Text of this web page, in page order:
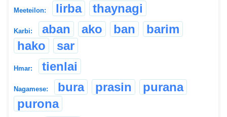
Meeteilon: lirba thaynagi
Karbi: aban ako ban
barim
hako
sar
Hmar: tienlai
Nagamese: bura prasin
purana
purona